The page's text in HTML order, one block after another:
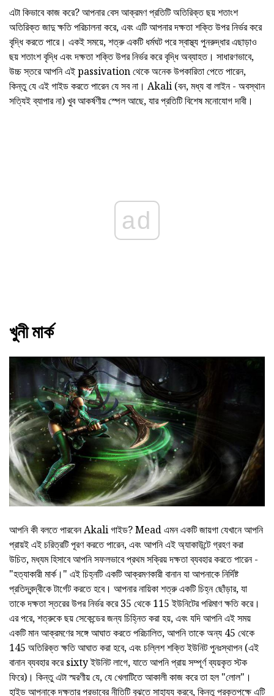
এটা কিভাবে কাজ করে? আপনার বেস আক্রমণ প্রতিটি অতিরিক্ত ছয় শতাংশ
অতিরিক্ত জাদু ক্ষতি পরিচালনা করে, এবং এটি আপনার দক্ষতা শক্তি উপর নির্ভর করে
বৃদ্ধি করতে পারে। একই সময়ে, শত্রু একটি ধর্মঘট পরে স্বাস্থ্য পুনরুদ্ধার এছাড়াও
ছয় শতাংশ বৃদ্ধি এবং দক্ষতা শক্তি উপর নির্ভর করে বৃদ্ধি অব্যাহত। সাধারণভাবে,
উচ্চ স্তরে আপনি এই passivation থেকে অনেক উপকারিতা পেতে পারেন,
কিন্তু যে এই গাইড করতে পারেন যে সব না। Akali (বন, মধ্য বা লাইন - অবস্থান
সত্যিই ব্যাপার না) খুব আকর্ষণীয় স্পেল আছে, যার প্রতিটি বিশেষ মনোযোগ দাবী।
ad
খুনী মার্ক
আপনি কী বলতে পারবেন Akali গাইড? Mead এমন একটি জায়গা যেখানে আপনি
প্রায়ই এই চরিত্রটি পূরণ করতে পারেন, এবং আপনি এই অ্যাকাউন্টে গ্রহণ করা
উচিত, মধ্যম হিসাবে আপনি সফলভাবে প্রথম সক্রিয় দক্ষতা ব্যবহার করতে পারেন -
"হত্যাকারী মার্ক।" এই চিহ্নটি একটি আক্রমণকারী বানান যা আপনাকে নির্দিষ্ট
প্রতিদ্বন্দ্বীকে টার্গেট করতে হবে। আপনার নায়িকা শত্রু একটি চিহ্ন ছোঁড়ার, যা
তাকে দক্ষতা স্তরের উপর নির্ভর করে 35 থেকে 115 ইউনিটের পরিমাণ ক্ষতি করে।
এর পরে, শত্রুকে ছয় সেকেন্ডের জন্য চিহ্নিত করা হয়, এবং যদি আপনি এই সময়
একটি মান আক্রমণের সঙ্গে আঘাত করতে পরিচালিত, আপনি তাকে অন্য 45 থেকে
145 অতিরিক্ত ক্ষতি আঘাত করা হবে, এবং চল্লিশ শক্তি ইউনিট পুনঃস্থাপন (এই
বানান ব্যবহার করে sixty ইউনিট লাগে, যাতে আপনি প্রায় সম্পূর্ণ ব্যয়কৃত স্টক
ফিরে)। কিন্তু এটা স্মরণীয় যে, যে খেলাটিতে আকালী কাজ করে তা হল "লোল"।
হাইড আপনাকে দক্ষতার প্রভাবের নীতিটি বুঝতে সাহায্য করবে, কিন্তু প্রকৃতপক্ষে এটি